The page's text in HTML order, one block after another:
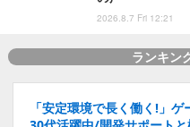
2026.8.7 Fri 12:21
ランキン
「安定環境で長く働く!」